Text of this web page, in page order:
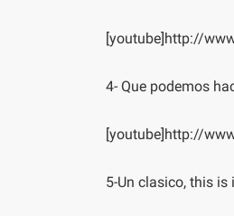
[youtube]http://
4- Que podemos
[youtube]http://
5-Un clasico, this